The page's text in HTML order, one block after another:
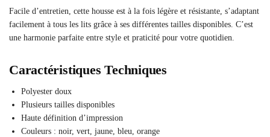
Facile d’entretien, cette housse est à la fois légère et résistante, s’adaptant
facilement à tous les lits grâce à ses différentes tailles disponibles. C’est
une harmonie parfaite entre style et praticité pour votre quotidien.
Caractéristiques Techniques
Polyester doux
Plusieurs tailles disponibles
Haute définition d’impression
Couleurs : noir, vert, jaune, bleu, orange